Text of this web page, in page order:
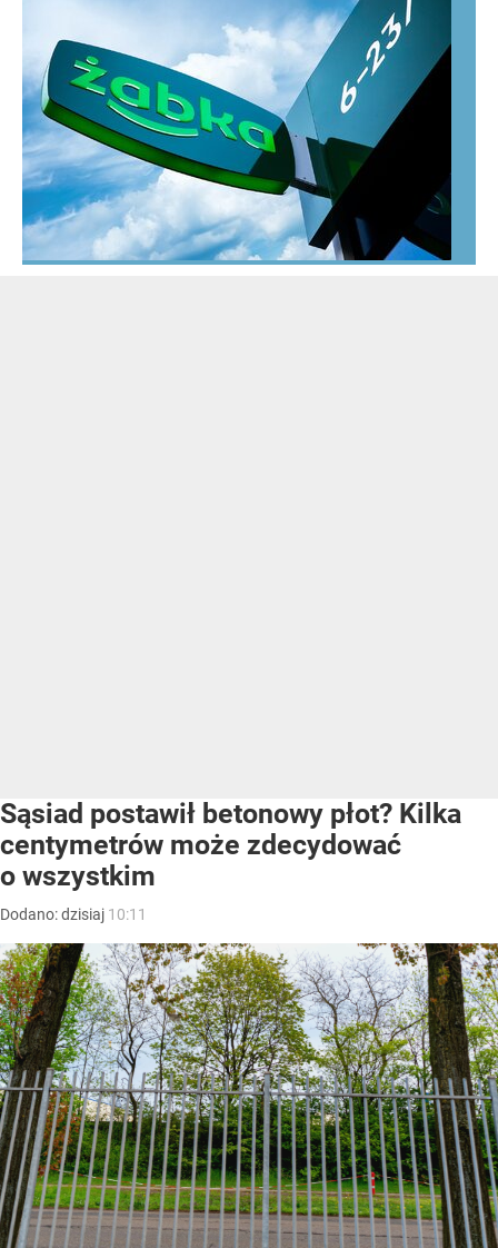
Sąsiad postawił betonowy płot? Kilka
centymetrów może zdecydować
o wszystkim
Dodano:dzisiaj 10:11